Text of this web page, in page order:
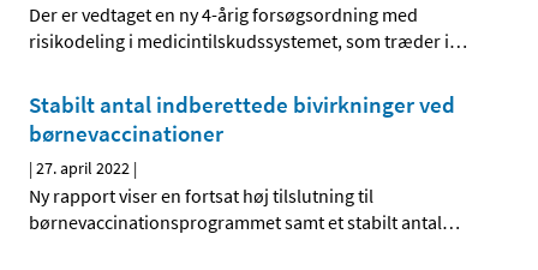
Der er vedtaget en ny 4-årig forsøgsordning med
risikodeling i medicintilskudssystemet, som træder i…
Stabilt antal indberettede bivirkninger ved
børnevaccinationer
|27. april 2022 |
Ny rapport viser en fortsat høj tilslutning til
børnevaccinationsprogrammet samt et stabilt antal…